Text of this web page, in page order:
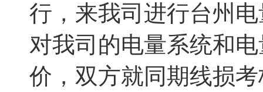
行，来我司进行台州
对我司的电量系统和
价，双方就同期线损